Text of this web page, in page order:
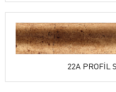
22A PROFİL